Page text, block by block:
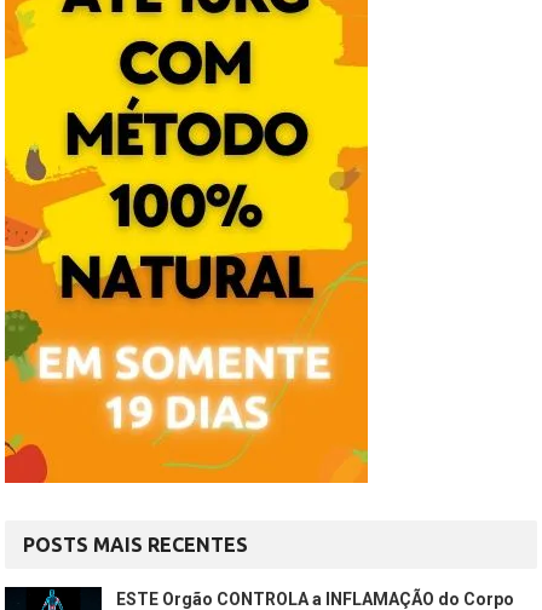
POSTS MAIS RECENTES
ESTE Orgão CONTROLA a INFLAMAÇÃO do Corpo